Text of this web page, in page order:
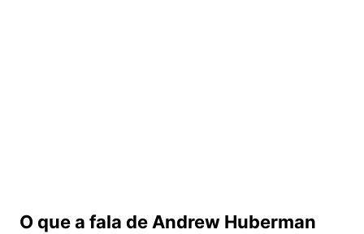
O que a fala de Andrew Huberman